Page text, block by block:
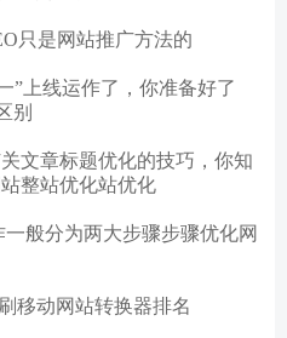
只是网站推广方法的
”上线运作了，你准备好了
别
文章标题优化的技巧，你知
整站优化站优化
一般分为两大步骤步骤优化网
移动网站转换器排名